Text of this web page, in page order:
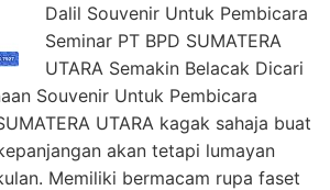
Dalil Souvenir Untuk Pembicara
Seminar PT BPD SUMATERA
UTARA Semakin Belacak Dicari
Souvenir Untuk Pembicara
UTARA kagak sahaja buat
akan tetapi lumayan
Memiliki bermacam rupa faset